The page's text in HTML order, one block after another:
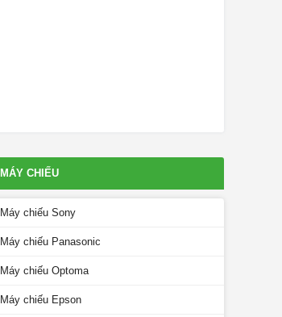
MÁY CHIẾU
Máy chiếu Sony
Máy chiếu Panasonic
Máy chiếu Optoma
Máy chiếu Epson